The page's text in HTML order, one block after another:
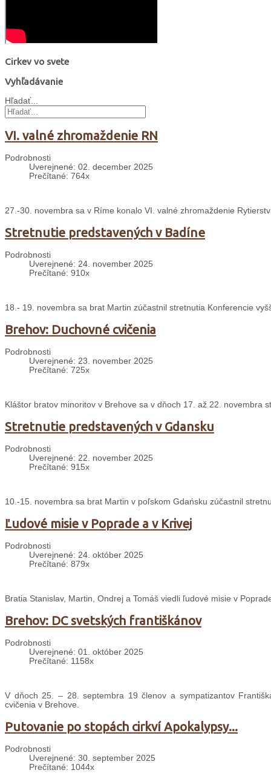
Cirkev vo svete
Vyhľadávanie
Hľadať...
VI. valné zhromaždenie RN
Podrobnosti
Uverejnené: 02. december 2025
Prečítané: 764x
27.-30. novembra sa v Ríme konalo VI. valné zhromaždenie
Stretnutie predstavených v Badíne
Podrobnosti
Uverejnené: 24. november 2025
Prečítané: 910x
18.- 19. novembra sa brat Martin zúčastnil stretnutia Konferencie
Brehov: Duchovné cvičenia
Podrobnosti
Uverejnené: 23. november 2025
Prečítané: 725x
Kláštor bratov minoritov v Brehove sa v dňoch 17. až 22. novembra
Stretnutie predstavených v Gdansku
Podrobnosti
Uverejnené: 22. november 2025
Prečítané: 915x
10.-15. novembra sa brat Martin v poľskom Gdańsku zúčastnil
Ľudové misie v Poprade a v Krivej
Podrobnosti
Uverejnené: 24. október 2025
Prečítané: 879x
Bratia Stanislav, Martin, Ondrej a Tomáš viedli ľudové misie v
Brehov: DC svetských františkánov
Podrobnosti
Uverejnené: 01. október 2025
Prečítané: 1158x
V dňoch 25. – 28. septembra 19 členov a sympatizantov
cvičenia v Brehove.
Putovanie po stopách cirkví Apokalypsy...
Podrobnosti
Uverejnené: 30. september 2025
Prečítané: 1044x